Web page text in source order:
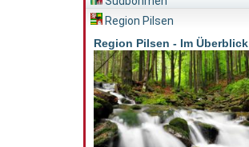
Region Pilsen
Region Pilsen - Im Überblick